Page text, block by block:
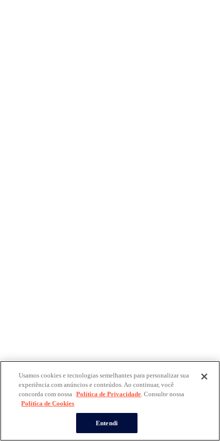
Usamos cookies e tecnologias semelhantes para personalizar sua
experiência com anúncios e conteúdos. Ao continuar, você
concorda com nossa Política de Privacidade. Consulte nossa
Política de Cookies
Entendi